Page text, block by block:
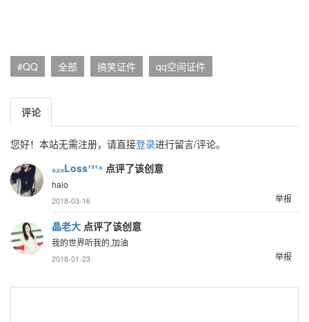
#QQ 全部 搞笑证件 qq空间证件
评论
您好！本站无需注册，请直接登录进行留言/评论。
₅₂₀Loss¹³¹⁴ 点评了该创意
haio
举报
2018-03-16
晶老大 点评了该创意
我的世界听我的,加油
举报
2018-01-23